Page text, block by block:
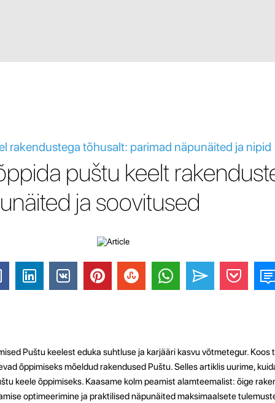
rakendustega tõhusalt: parimad näpunäited ja nipid
puštu keelt
ja soovitused
Puštu keelest eduka suhtluse ja karjääri kasvu võtmetegur. Koos
õppimiseks mõeldud rakendused Puštu. Selles artiklis uurime,
keele õppimiseks. Kaasame kolm peamist alamteemalist: õige
optimeerimine ja praktilised näpunäited maksimaalsete